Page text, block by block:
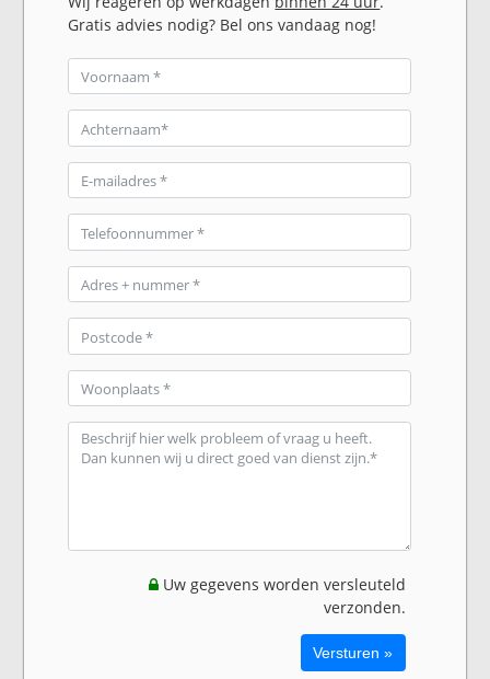
Gratis advies nodig? Bel ons vandaag nog!
Uw gegevens worden versleuteld
verzonden.